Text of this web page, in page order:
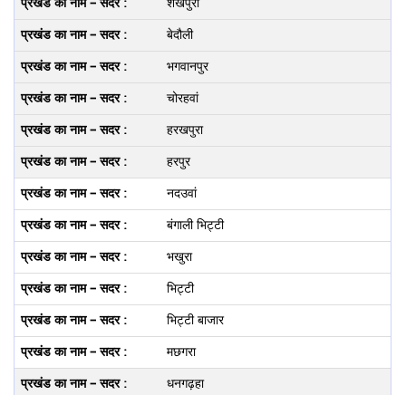
बेदौली
भगवानपुर
चोरहवां
हरखपुरा
हरपुर
नदउवां
बंगाली भिट्टी
भखुरा
भिट्टी
भिट्टी बाजार
मछगरा
धनगढ़हा